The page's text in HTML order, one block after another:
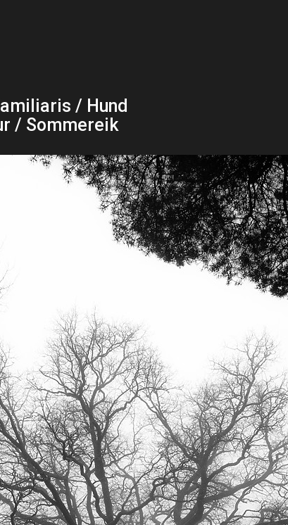
/ Hund
/ Sommereik